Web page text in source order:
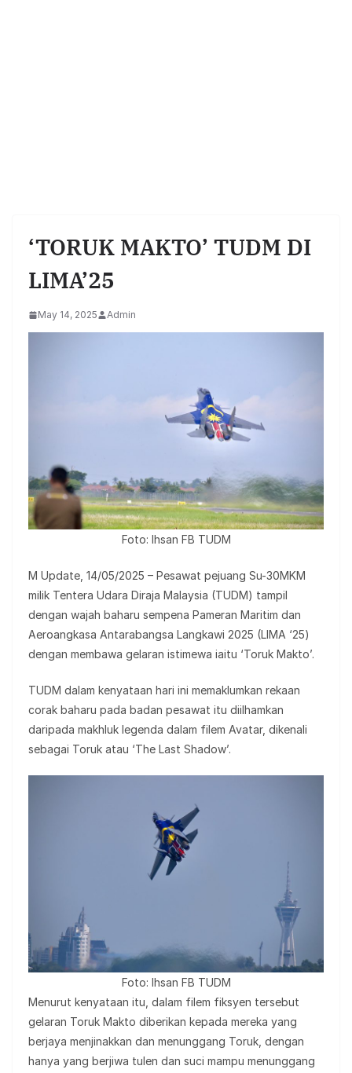
‘TORUK MAKTO’ TUDM DI
LIMA’25
May 14, 2025 Admin
Foto: Ihsan FB TUDM
M Update, 14/05/2025 – Pesawat pejuang Su-30MKM
milik Tentera Udara Diraja Malaysia (TUDM) tampil
dengan wajah baharu sempena Pameran Maritim dan
Aeroangkasa Antarabangsa Langkawi 2025 (LIMA ‘25)
dengan membawa gelaran istimewa iaitu ‘Toruk Makto’.
TUDM dalam kenyataan hari ini memaklumkan rekaan
corak baharu pada badan pesawat itu diilhamkan
daripada makhluk legenda dalam filem Avatar, dikenali
sebagai Toruk atau ‘The Last Shadow’.
Foto: Ihsan FB TUDM
Menurut kenyataan itu, dalam filem fiksyen tersebut
gelaran Toruk Makto diberikan kepada mereka yang
berjaya menjinakkan dan menunggang Toruk, dengan
hanya yang berjiwa tulen dan suci mampu menunggang